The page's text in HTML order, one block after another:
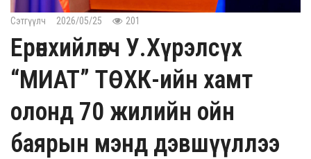
Сэтгүүлч 2026/05/25 201
Ерөнхийлөгч У.Хүрэлсүх
“МИАТ” ТӨХК-ийн хамт
олонд 70 жилийн ойн
баярын мэнд дэвшүүллээ